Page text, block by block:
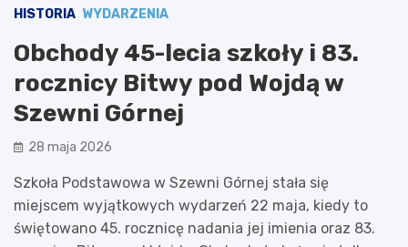
HISTORIA WYDARZENIA
Obchody 45-lecia szkoły i 83.
rocznicy Bitwy pod Wojdą w
Szewni Górnej
28 maja 2026
Szkoła Podstawowa w Szewni Górnej stała się
miejscem wyjątkowych wydarzeń 22 maja, kiedy to
świętowano 45. rocznicę nadania jej imienia oraz 83.